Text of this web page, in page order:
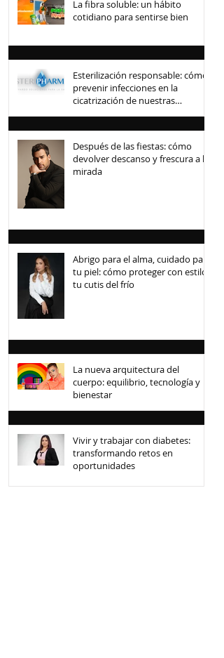
La fibra soluble: un hábito
cotidiano para sentirse bien
Esterilización responsable: cómo
prevenir infecciones en la
cicatrización de nuestras
mascotas
Después de las fiestas: cómo
devolver descanso y frescura a la
mirada
Abrigo para el alma, cuidado para
tu piel: cómo proteger con estilo
tu cutis del frío
La nueva arquitectura del
cuerpo: equilibrio, tecnología y
bienestar
Vivir y trabajar con diabetes:
transformando retos en
oportunidades